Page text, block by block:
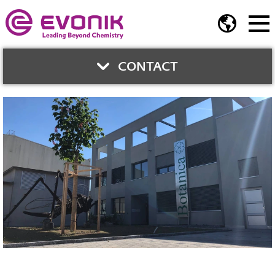
CONTACT
與我們聯繫
鍾智育
業務開發總監
Phone:02-2175 5278
Fax:02-2717 2106
jerry.chung@evonik.com